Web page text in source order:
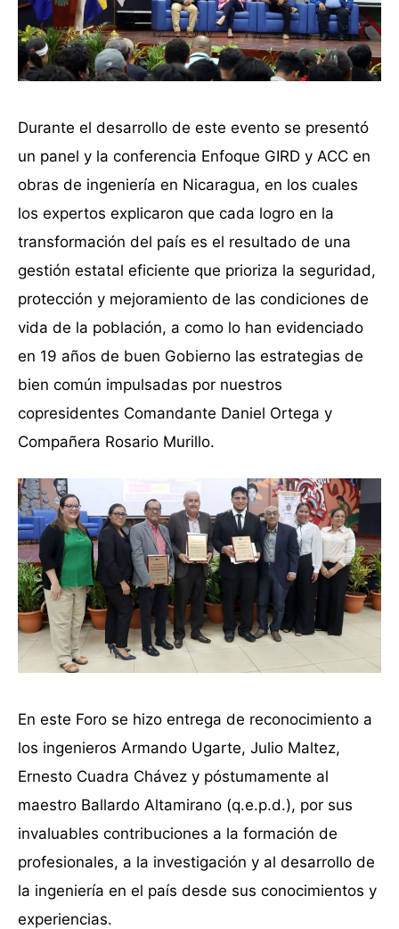
Durante el desarrollo de este evento se presentó
un panel y la conferencia Enfoque GIRD y ACC en
obras de ingeniería en Nicaragua, en los cuales
los expertos explicaron que cada logro en la
transformación del país es el resultado de una
gestión estatal eficiente que prioriza la seguridad,
protección y mejoramiento de las condiciones de
vida de la población, a como lo han evidenciado
en 19 años de buen Gobierno las estrategias de
bien común impulsadas por nuestros
copresidentes Comandante Daniel Ortega y
Compañera Rosario Murillo.
En este Foro se hizo entrega de reconocimiento a
los ingenieros Armando Ugarte, Julio Maltez,
Ernesto Cuadra Chávez y póstumamente al
maestro Ballardo Altamirano (q.e.p.d.), por sus
invaluables contribuciones a la formación de
profesionales, a la investigación y al desarrollo de
la ingeniería en el país desde sus conocimientos y
experiencias.